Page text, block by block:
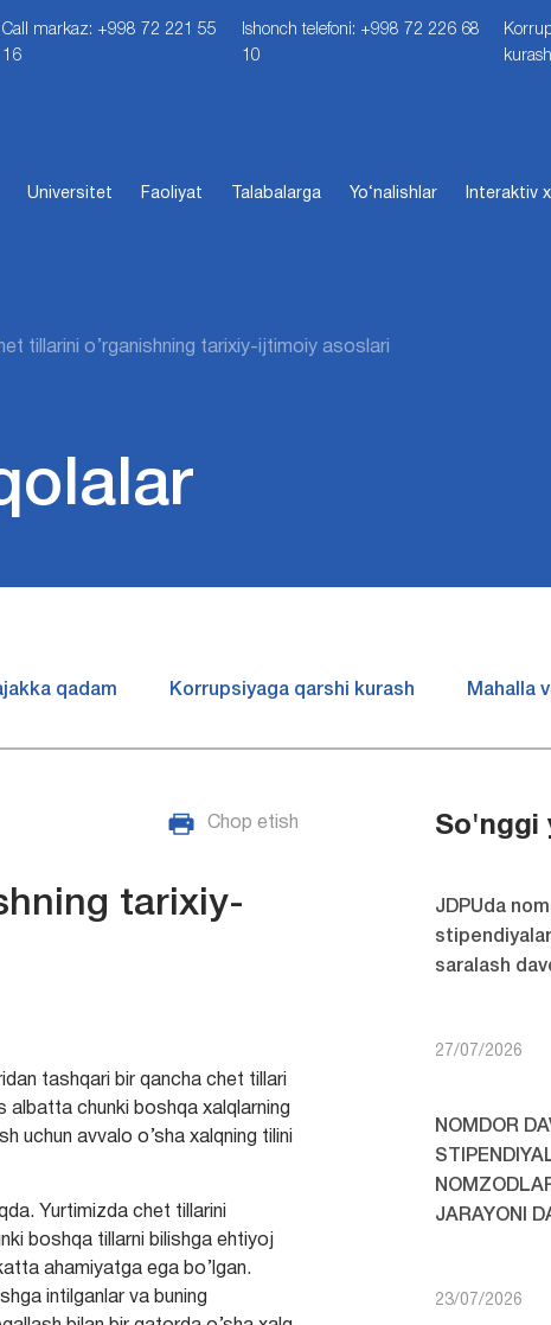
Call markaz: +998 72 221 55
16
Ishonch telefoni: +998 72 226 68
10
kurash
Universitet Faoliyat Talabalarga Yo‘nalishlar Interaktiv
tillarini o’rganishning tarixiy-ijtimoiy asoslari
qadam Korrupsiyaga qarshi kurash Mahalla
Chop etish
tarixiy-
tashqari bir qancha chet tillari
albatta chunki boshqa xalqlarning
uchun avvalo o’sha xalqning tilini
Yurtimizda chet tillarini
boshqa tillarni bilishga ehtiyoj
ahamiyatga ega bo’lgan.
intilganlar va buning
So'nggi
JDPUda
saralash
27/07/2026
NOMDOR
JARAYONI
23/07/2026